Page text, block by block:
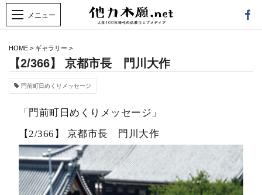
HOME > ギャラリー >
【2/366】 京都市長 門川大作
門前町日めくりメッセージ
「門前町日めくりメッセージ」
【2/366】 京都市長 門川大作